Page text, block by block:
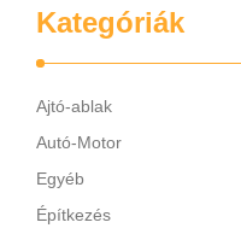
Kategóriák
Ajtó-ablak
Autó-Motor
Egyéb
Építkezés